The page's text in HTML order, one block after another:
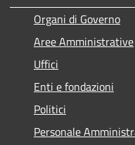
Organi di Governo
Aree Amministrative
Uffici
Enti e fondazioni
Politici
Personale